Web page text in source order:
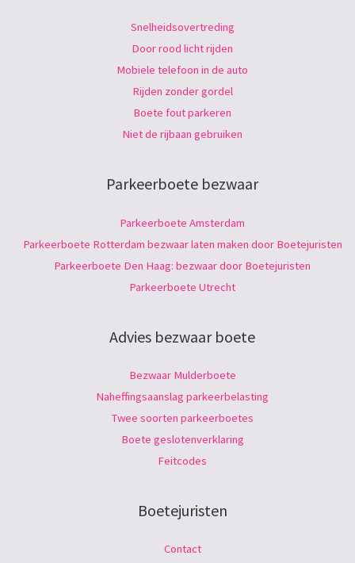
Snelheidsovertreding
Door rood licht rijden
Mobiele telefoon in de auto
Rijden zonder gordel
Boete fout parkeren
Niet de rijbaan gebruiken
Parkeerboete bezwaar
Parkeerboete Amsterdam
Parkeerboete Rotterdam bezwaar laten maken door Boetejuristen
Parkeerboete Den Haag: bezwaar door Boetejuristen
Parkeerboete Utrecht
Advies bezwaar boete
Bezwaar Mulderboete
Naheffingsaanslag parkeerbelasting
Twee soorten parkeerboetes
Boete geslotenverklaring
Feitcodes
Boetejuristen
Contact